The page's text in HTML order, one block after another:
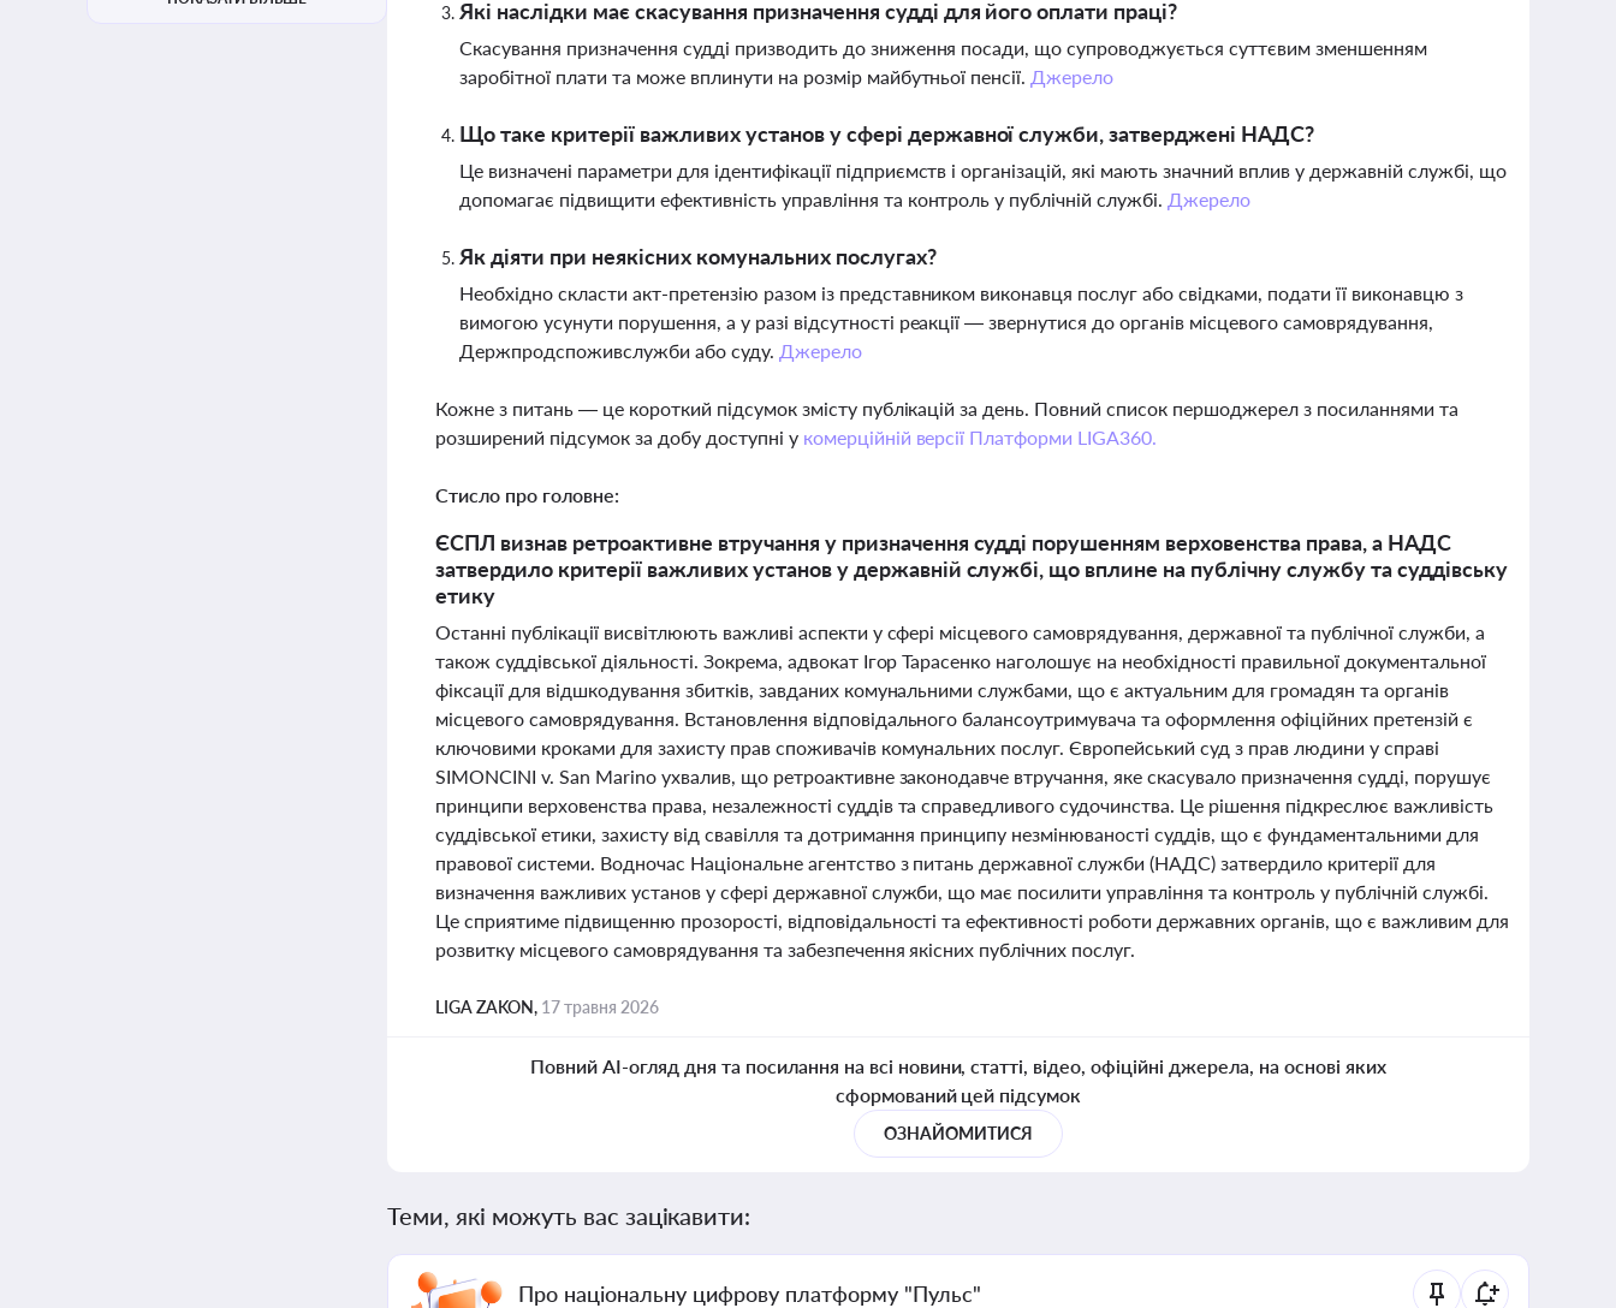
Які наслідки має скасування призначення судді для його оплати праці?
Скасування призначення судді призводить до зниження посади, що супроводжується суттєвим зменшенням
заробітної плати та може вплинути на розмір майбутньої пенсії. Джерело
Що таке критерії важливих установ у сфері державної служби, затверджені НАДС?
Це визначені параметри для ідентифікації підприємств і організацій, які мають значний вплив у державній службі, що
допомагає підвищити ефективність управління та контроль у публічній службі. Джерело
Як діяти при неякісних комунальних послугах?
Необхідно скласти акт-претензію разом із представником виконавця послуг або свідками, подати її виконавцю з
вимогою усунути порушення, а у разі відсутності реакції — звернутися до органів місцевого самоврядування,
Держпродспоживслужби або суду. Джерело
Кожне з питань — це короткий підсумок змісту публікацій за день. Повний список першоджерел з посиланнями та
розширений підсумок за добу доступні у комерційній версії Платформи LIGA360.
Стисло про головне:
ЄСПЛ визнав ретроактивне втручання у призначення судді порушенням верховенства права, а НАДС
затвердило критерії важливих установ у державній службі, що вплине на публічну службу та суддівську
етику
Останні публікації висвітлюють важливі аспекти у сфері місцевого самоврядування, державної та публічної служби, а
також суддівської діяльності. Зокрема, адвокат Ігор Тарасенко наголошує на необхідності правильної документальної
фіксації для відшкодування збитків, завданих комунальними службами, що є актуальним для громадян та органів
місцевого самоврядування. Встановлення відповідального балансоутримувача та оформлення офіційних претензій є
ключовими кроками для захисту прав споживачів комунальних послуг. Європейський суд з прав людини у справі
SIMONCINI v. San Marino ухвалив, що ретроактивне законодавче втручання, яке скасувало призначення судді, порушує
принципи верховенства права, незалежності суддів та справедливого судочинства. Це рішення підкреслює важливість
суддівської етики, захисту від свавілля та дотримання принципу незмінюваності суддів, що є фундаментальними для
правової системи. Водночас Національне агентство з питань державної служби (НАДС) затвердило критерії для
визначення важливих установ у сфері державної служби, що має посилити управління та контроль у публічній службі.
Це сприятиме підвищенню прозорості, відповідальності та ефективності роботи державних органів, що є важливим для
розвитку місцевого самоврядування та забезпечення якісних публічних послуг.
LIGA ZAKON, 17 травня 2026
Повний AI-огляд дня та посилання на всі новини, статті, відео, офіційні джерела, на основі яких
сформований цей підсумок
ОЗНАЙОМИТИСЯ
Теми, які можуть вас зацікавити:
Про національну цифрову платформу "Пульс"